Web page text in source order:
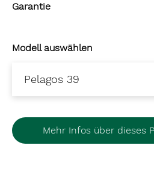
Garantie
Modell auswählen
Mehr Infos über dieses